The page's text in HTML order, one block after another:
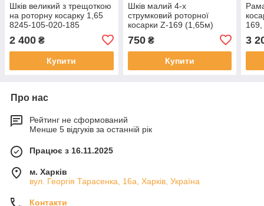
Шків великий з трещоткою
на роторну косарку 1,65
8245-105-020-185
2 400 ₴
Купити
Шків малий 4-х
струмковий роторної
косарки Z-169 (1,65м)
750₴
Купити
3
Про нас
Рейтинг не сформований
Менше 5 відгуків за останній рік
Працює з 16.11.2025
м. Харків
вул. Георгія Тарасенка, 16а, Харків, Україна
Контакти